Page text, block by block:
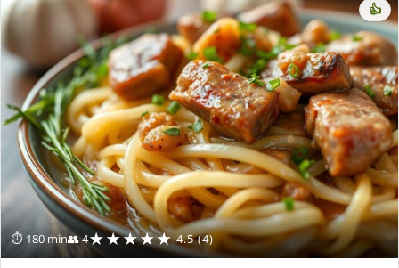
⏱ 180 min👥 4★★★★★ 4.5 (4)
👍